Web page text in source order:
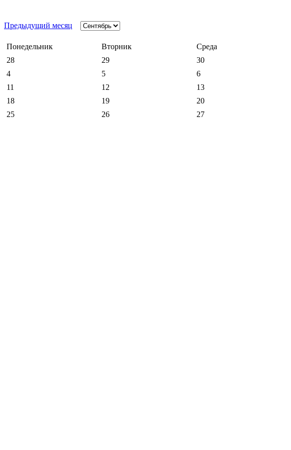
Предыдущий месяц
Понедельник Вторник Среда
28
29 30
4
5 6
11
12 13
18
19 20
25
26 27